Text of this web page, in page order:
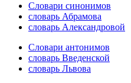
Словари синонимов
словарь Абрамова
словарь Александровой
Словари антонимов
словарь Введенской
словарь Львова